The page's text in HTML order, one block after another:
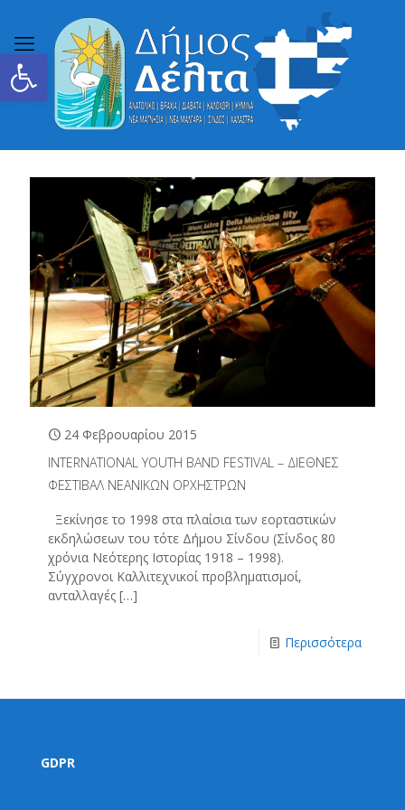
Ανοίξτε τη γραμμή εργαλείων
24 Φεβρουαρίου 2015
INTERNATIONAL YOUTH BAND FESTIVAL – ΔΙΕΘΝΕΣ
ΦΕΣΤΙΒΑΛ ΝΕΑΝΙΚΩΝ ΟΡΧΗΣΤΡΩΝ
Ξεκίνησε το 1998 στα πλαίσια των εορταστικών
εκδηλώσεων του τότε Δήμου Σίνδου (Σίνδος 80
χρόνια Νεότερης Ιστορίας 1918 – 1998).
Σύγχρονοι Καλλιτεχνικοί προβληματισμοί,
ανταλλαγές […]
Περισσότερα
GDPR